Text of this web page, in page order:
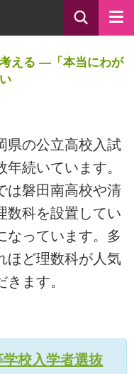
える —「本当にわが
県の公立高校入試
続いています。
は磐田南高校や清
数科を設置してい
なっています。多
ほど理数科が人気
ます。
校入学者選抜